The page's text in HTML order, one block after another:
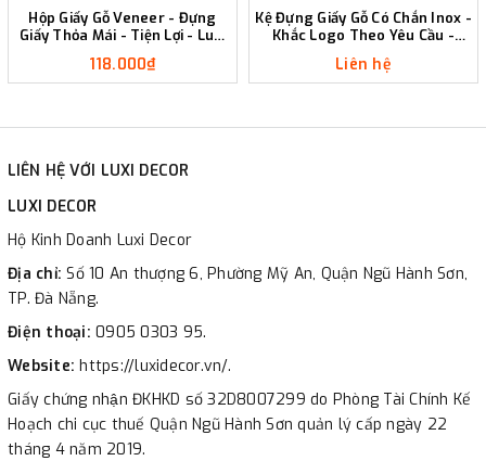
Hộp Giấy Gỗ Veneer - Đựng
Giấy Thỏa Mái - Tiện Lợi - Luxi
118.000₫
Kệ Đựng Giấy Gỗ Có Chắn Inox -
Khắc Logo Theo Yêu Cầu -
Liên hệ
LIÊN HỆ VỚI LUXI DECOR
LUXI DECOR
Hộ Kinh Doanh Luxi Decor
Địa chỉ: Số 10 An thượng 6, Phường Mỹ An, Quận Ngũ Hành Sơn,
TP. Đà Nẵng.
Điện thoại: 0905 0303 95.
Website: https://luxidecor.vn/.
Giấy chứng nhận ĐKHKD số 32D8007299 do Phòng Tài Chính Kế
Hoạch chi cục thuế Quận Ngũ Hành Sơn quản lý cấp ngày 22
tháng 4 năm 2019.